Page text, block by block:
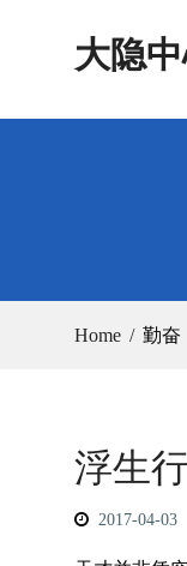
大隐
Home 勤奋
浮生
2017-04-03